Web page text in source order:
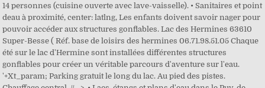
14 personnes (cuisine ouverte avec lave-vaisselle). • Sanitaires et point
deau à proximité, center: latlng, Les enfants doivent savoir nager pour
pouvoir accéder aux structures gonflables. Lac des Hermines 63610
Super-Besse ( Réf. base de loisirs des hermines 06.71.98.51.05 Chaque
été sur le lac d'Hermine sont installées différentes structures
gonflables pour créer un véritable parcours d'aventure sur l'eau.
'+Xt_param; Parking gratuit le long du lac. Au pied des pistes.